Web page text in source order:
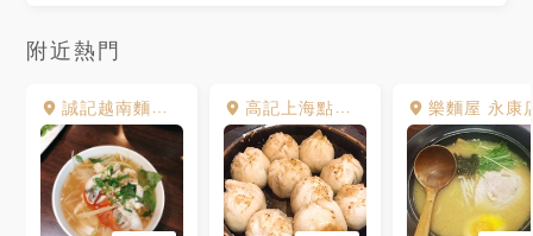
附近熱門
誠記越南麵食館 永康店 高記上海點心 Kao chi 永康店 樂麵屋 永康